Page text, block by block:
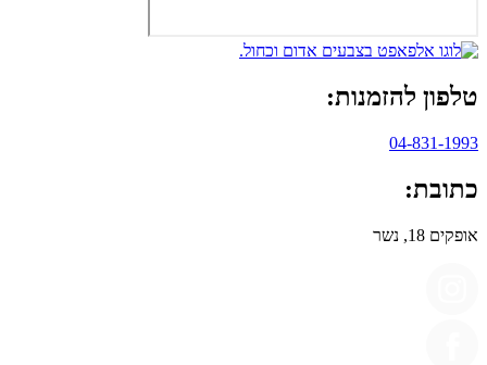
טלפון להזמנות:
04-831-1993
כתובת:
אופקים 18, נשר